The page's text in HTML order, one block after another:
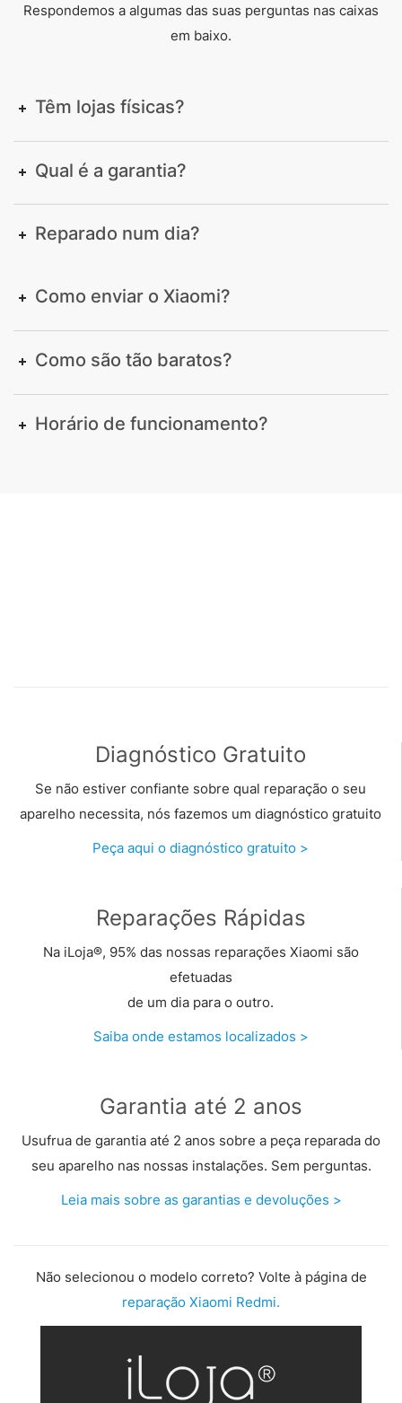
Respondemos a algumas das suas perguntas nas caixas
em baixo.
Têm lojas físicas?
Qual é a garantia?
Reparado num dia?
Como enviar o Xiaomi?
Como são tão baratos?
Horário de funcionamento?
Diagnóstico Gratuito
Se não estiver confiante sobre qual reparação o seu
aparelho necessita, nós fazemos um diagnóstico gratuito
Peça aqui o diagnóstico gratuito >
Reparações Rápidas
Na iLoja®, 95% das nossas reparações Xiaomi são
efetuadas
de um dia para o outro.
Saiba onde estamos localizados >
Garantia até 2 anos
Usufrua de garantia até 2 anos sobre a peça reparada do
seu aparelho nas nossas instalações. Sem perguntas.
Leia mais sobre as garantias e devoluções >
Não selecionou o modelo correto? Volte à página de
reparação Xiaomi Redmi.